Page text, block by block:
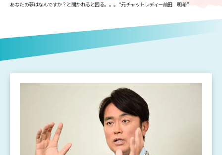
あなたの夢はなんですか？と聞かれると困る。。。“元チャットレディー前田 明希”